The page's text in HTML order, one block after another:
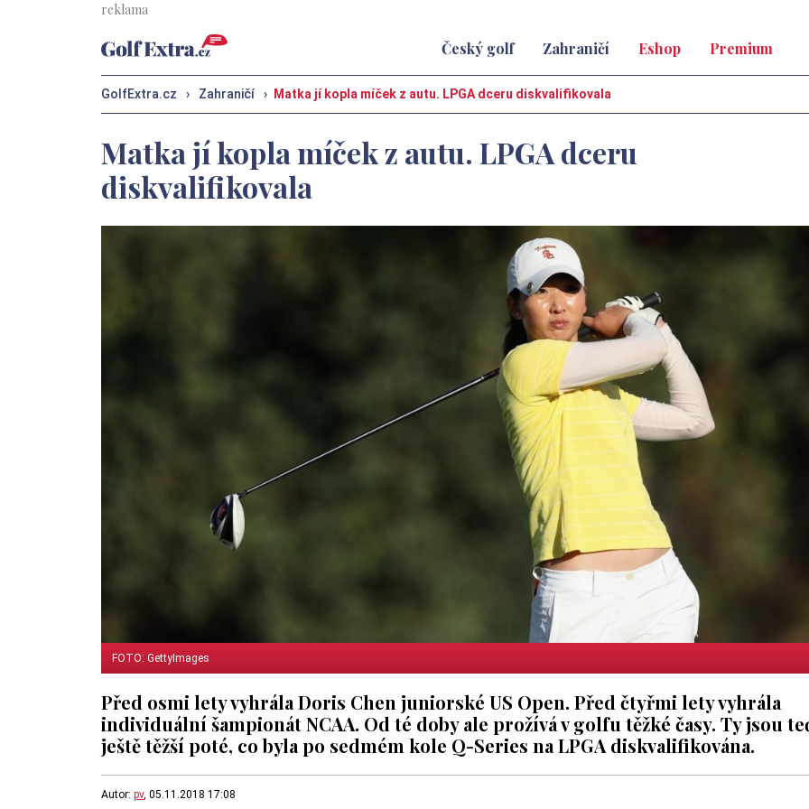
Český golf Zahraničí Eshop Premium
GolfExtra.cz › Zahraničí › Matka jí kopla míček z autu. LPGA dceru diskvalifikovala
Matka jí kopla míček z autu. LPGA dceru
diskvalifikovala
FOTO: GettyImages
Před osmi lety vyhrála Doris Chen juniorské US Open. Před čtyřmi lety vyhrála
individuální šampionát NCAA. Od té doby ale prožívá v golfu těžké časy. Ty jsou
ještě těžší poté, co byla po sedmém kole Q-Series na LPGA diskvalifikována.
Autor: pv, 05.11.2018 17:08